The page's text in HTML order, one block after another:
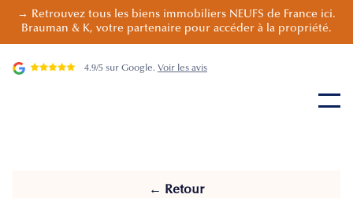
→ Retrouvez tous les biens immobiliers NEUFS de France ici.
Brauman & K, votre partenaire pour accéder à la propriété.
4.9/5 sur Google. Voir les avis
← Retour